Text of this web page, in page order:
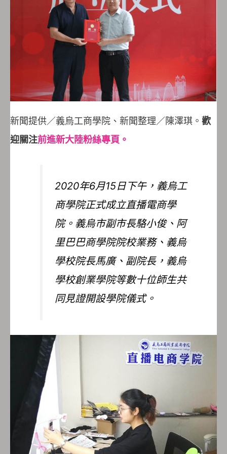
新聞提供／義烏工商學院、新聞整理／陳澤琪。 歡
迎關注前進新大陸粉絲專頁。
2020年6月15日下午，義烏工
商學院正式成立直播電商學
院。義烏市副市長駱小俊、阿
里巴巴商學院院校業務、義烏
學校院長馬廣、副院長，義烏
學校創業學院等數十位師生共
同見證開設學院儀式。